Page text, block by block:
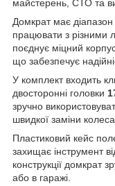
майстерень, СТО та
Домкрат має діапазон
працювати з різними
поєднує міцний
що забезпечує
У комплект входить
двосторонні головки
зручно
швидкої заміни колеса.
Пластиковий кейс
захищає інструмент
конструкції домкрат
або в гаражі.